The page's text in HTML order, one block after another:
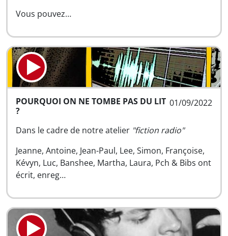
Vous pouvez…
01/09/2022
POURQUOI ON NE TOMBE PAS DU LIT
?
Dans le cadre de notre atelier "fiction radio"
Jeanne, Antoine, Jean-Paul, Lee, Simon, Françoise,
Kévyn, Luc, Banshee, Martha, Laura, Pch & Bibs ont
écrit, enreg…